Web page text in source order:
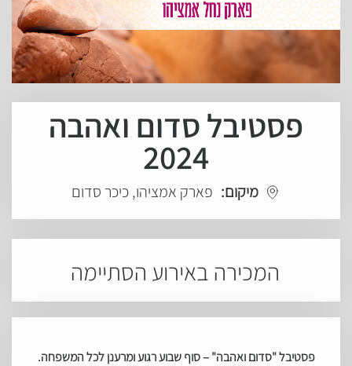
פסטיבל סדום ואהבה
2024
מיקום: פארק אמציהו, כיכר סדום
המכירה באירוע הסתיימה
פסטיבל "סדום ואהבה" – סוף שבוע רגוע ומרענן לכל המשפחה.